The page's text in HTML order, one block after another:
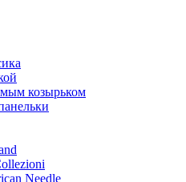
козырьком
Needle